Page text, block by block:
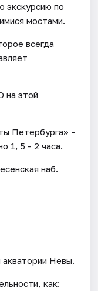
экскурсию по
мостами.
всегда
на этой
Петербурга» -
1, 5 - 2 часа.
наб.
Невы.
как: